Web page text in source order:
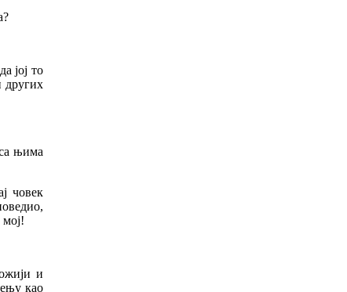
?
да јој то
других
њима
човек
,
мој!
и
као